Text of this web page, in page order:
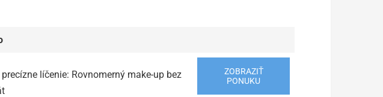
precízne líčenie: Rovnomerný make-up bez
ZOBRAZIŤ
PONUKU